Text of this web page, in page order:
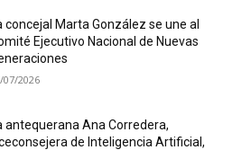
concejal Marta González se une al
Ejecutivo Nacional de Nuevas
07/2026
antequerana Ana Corredera,
de Inteligencia Artificial,